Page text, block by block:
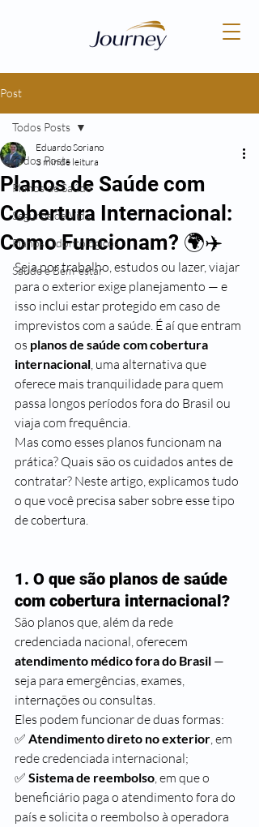
Post
Todos Posts
Planos de Saúde
Seguros de Vida
Planos Odontológicos
Saúde e Bem-estar
Todos Posts
Planos de Saúde com
Cobertura Internacional:
Como Funcionam? 🌍✈️
Eduardo Soriano
3 min de leitura
Seja por trabalho, estudos ou lazer, viajar
para o exterior exige planejamento — e
isso inclui estar protegido em caso de
imprevistos com a saúde. É aí que entram
os planos de saúde com cobertura
internacional, uma alternativa que
oferece mais tranquilidade para quem
passa longos períodos fora do Brasil ou
viaja com frequência.
Mas como esses planos funcionam na
prática? Quais são os cuidados antes de
contratar? Neste artigo, explicamos tudo
o que você precisa saber sobre esse tipo
de cobertura.
1. O que são planos de saúde
com cobertura internacional?
São planos que, além da rede
credenciada nacional, oferecem
atendimento médico fora do Brasil —
seja para emergências, exames,
internações ou consultas.
Eles podem funcionar de duas formas:
✅ Atendimento direto no exterior, em
rede credenciada internacional;
✅ Sistema de reembolso, em que o
beneficiário paga o atendimento fora do
país e solicita o reembolso à operadora